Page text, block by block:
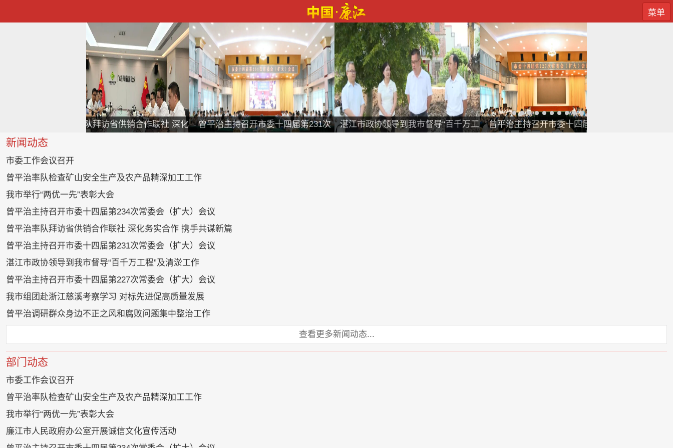
菜单
曾平治率队拜访省供销合作联社 深化
曾平治主持召开市委十四届第231次
湛江市政协领导到我市督导“百千万工
曾平治主持召开市委十四届第227次
新闻动态
市委工作会议召开
曾平治率队检查矿山安全生产及农产品精深加工工作
我市举行“两优一先”表彰大会
曾平治主持召开市委十四届第234次常委会（扩大）会议
曾平治率队拜访省供销合作联社 深化务实合作 携手共谋新篇
曾平治主持召开市委十四届第231次常委会（扩大）会议
湛江市政协领导到我市督导“百千万工程”及清淤工作
曾平治主持召开市委十四届第227次常委会（扩大）会议
我市组团赴浙江慈溪考察学习 对标先进促高质量发展
曾平治调研群众身边不正之风和腐败问题集中整治工作
查看更多新闻动态...
部门动态
市委工作会议召开
曾平治率队检查矿山安全生产及农产品精深加工工作
我市举行“两优一先”表彰大会
廉江市人民政府办公室开展诚信文化宣传活动